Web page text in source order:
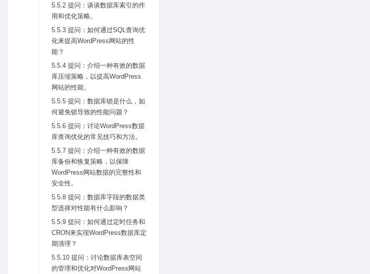
5.5.2 提问：谈谈数据库索引的作
⽤和优化策略。
5.5.3 提问：如何通过SQL查询优
化来提⾼WordPress⽹站的性
能？
5.5.4 提问：介绍⼀种有效的数据
库压缩策略，以提⾼WordPress
⽹站的性能。
5.5.5 提问：数据库锁是什么，如
何避免锁导致的性能问题？
5.5.6 提问：讨论WordPress数据
库查询优化的常见技巧和⽅法。
5.5.7 提问：介绍⼀种有效的数据
库备份和恢复策略，以保障
WordPress⽹站数据的完整性和
安全性。
5.5.8 提问：数据库字段的数据类
型选择对性能有什么影响？
5.5.9 提问：如何通过定时任务和
CRON来实现WordPress数据库定
期清理？
5.5.10 提问：讨论数据库表空间
的管理和优化对WordPress⽹站